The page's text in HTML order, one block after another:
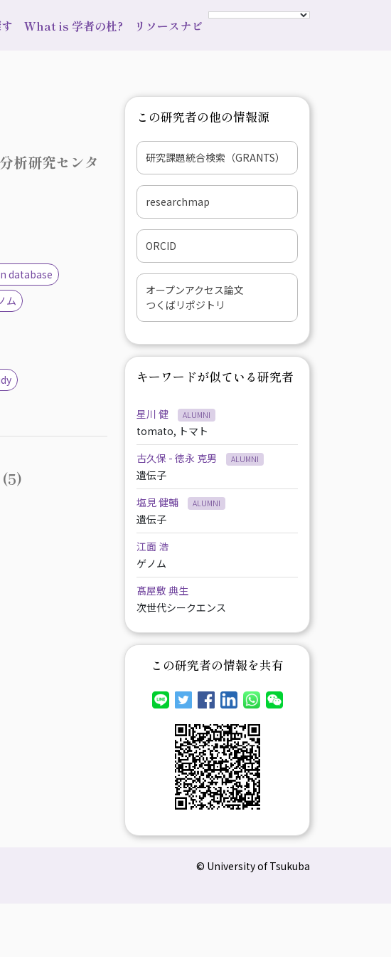
What is 学者の杜? リソースナビ
析研究センタ
database
ム
この研究者の他の情報源
研究課題統合検索（GRANTS）
researchmap
ORCID
オープンアクセス論文
つくばリポジトリ
キーワードが似ている研究者
星川 健 ALUMNI
tomato, トマト
古久保 - 徳永 克男
ALUMNI
遺伝子
塩見 健輔
ALUMNI
遺伝子
江面 浩
ゲノム
髙屋敷 典生
次世代シークエンス
この研究者の情報を共有
© University of Tsukuba